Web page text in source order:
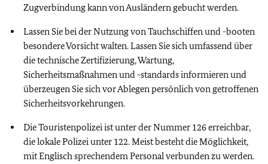
Zugverbindung kann von Ausländern gebucht werden.
Lassen Sie bei der Nutzung von Tauchschiffen und -booten
besondere Vorsicht walten. Lassen Sie sich umfassend über
die technische Zertifizierung, Wartung,
Sicherheitsmaßnahmen und -standards informieren und
überzeugen Sie sich vor Ablegen persönlich von getroffenen
Sicherheitsvorkehrungen.
Die Touristenpolizei ist unter der Nummer 126 erreichbar,
die lokale Polizei unter 122. Meist besteht die Möglichkeit,
mit Englisch sprechendem Personal verbunden zu werden.